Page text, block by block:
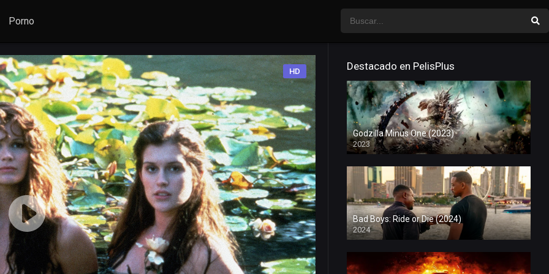
Porno
HD Destacado en PelisPlus
Godzilla Minus One (2023)
2023
Bad Boys: Ride or Die (2024)
2024